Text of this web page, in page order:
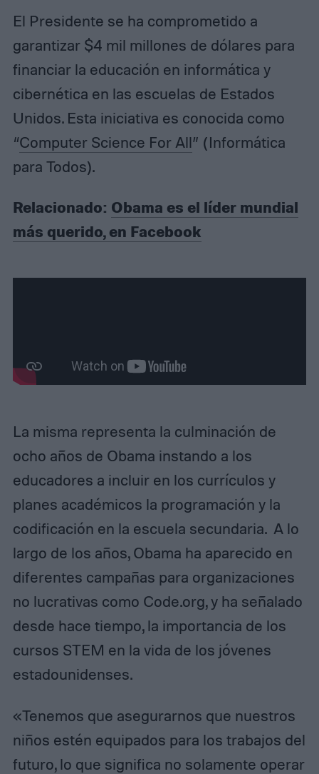
El Presidente se ha comprometido a
garantizar $4 mil millones de dólares para
financiar la educación en informática y
cibernética en las escuelas de Estados
Unidos. Esta iniciativa es conocida como
“Computer Science For All” (Informática
para Todos).
Relacionado: Obama es el líder mundial
más querido, en Facebook
La misma representa la culminación de
ocho años de Obama instando a los
educadores a incluir en los currículos y
planes académicos la programación y la
codificación en la escuela secundaria. A lo
largo de los años, Obama ha aparecido en
diferentes campañas para organizaciones
no lucrativas como Code.org, y ha señalado
desde hace tiempo, la importancia de los
cursos STEM en la vida de los jóvenes
estadounidenses.
«Tenemos que asegurarnos que nuestros
niños estén equipados para los trabajos del
futuro, lo que significa no solamente operar